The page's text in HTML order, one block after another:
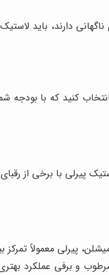
دارند، باید
کنید که با بودجه
پیرلی با برخی از
پیرلی معمولاً تمرکز
و برفی عملکرد